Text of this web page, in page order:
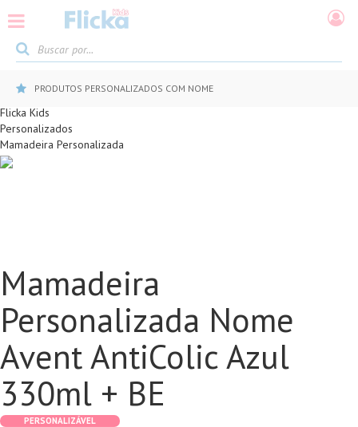
PRODUTOS PERSONALIZADOS COM NOME
Flicka Kids
Personalizados
Mamadeira Personalizada
Mamadeira
Personalizada Nome
Avent AntiColic Azul
330ml + BE
PERSONALIZÁVEL